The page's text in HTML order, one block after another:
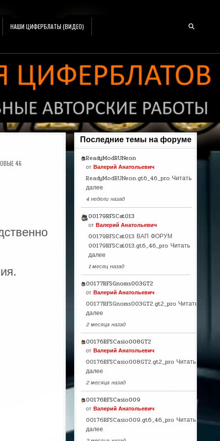
НАШИ ЦИФЕРБЛАТЫ (ВИДЕО)
46
Последние темы на форуме
ReadyModRUNeon
от Валерий Анатольевич
ReadyModRUNeon.gt6_46_pro Читать
далее
4 недели назад
00179RFSCat013
от Валерий Анатольевич
00179RFSCat013 ВАП ФОРУМ
00179RFSCat013.gt6_46_pro Читать
далее
1 месяц назад
00177RFSGnoms003GT2
от Валерий Анатольевич
00177RFSGnoms003GT2.gt2_pro Читать
далее
2 месяца назад
00176RFSCasio008GT2
от Валерий Анатольевич
00176RFSCasio008GT2.gt2_pro Читать
далее
2 месяца назад
00176RFSCasio009
от Валерий Анатольевич
00176RFSCasio009.gt6_46_pro Читать
далее